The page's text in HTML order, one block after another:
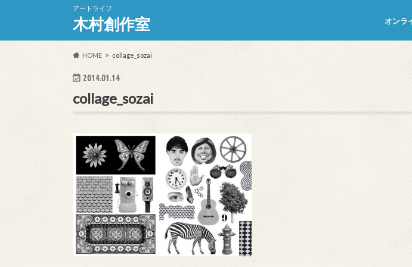
アートライフ
木村創作室 オンラ
HOME collage_sozai
2014.01.14
collage_sozai